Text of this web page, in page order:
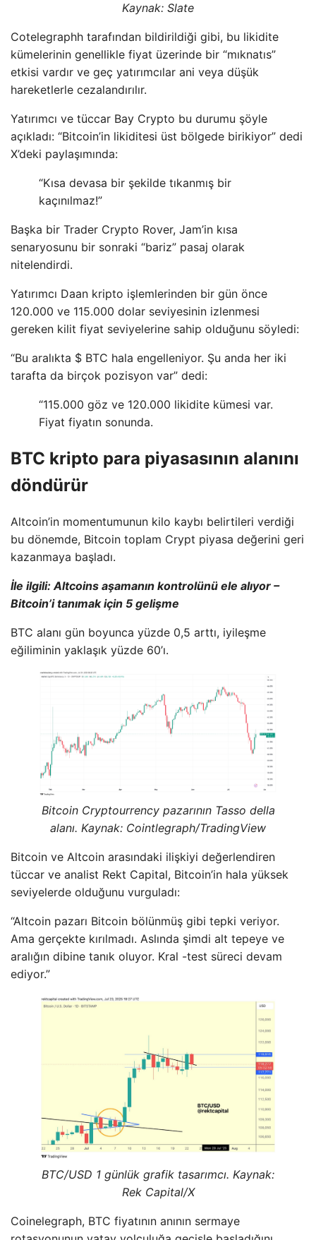
Kaynak: Slate
Cotelegraphh tarafından bildirildiği gibi, bu likidite
kümelerinin genellikle fiyat üzerinde bir “mıknatıs”
etkisi vardır ve geç yatırımcılar ani veya düşük
hareketlerle cezalandırılır.
Yatırımcı ve tüccar Bay Crypto bu durumu şöyle
açıkladı: “Bitcoin’in likiditesi üst bölgede birikiyor” dedi
X’deki paylaşımında:
“Kısa devasa bir şekilde tıkanmış bir
kaçınılmaz!”
Başka bir Trader Crypto Rover, Jam’in kısa
senaryosunu bir sonraki “bariz” pasaj olarak
nitelendirdi.
Yatırımcı Daan kripto işlemlerinden bir gün önce
120.000 ve 115.000 dolar seviyesinin izlenmesi
gereken kilit fiyat seviyelerine sahip olduğunu söyledi:
“Bu aralıkta $ BTC hala engelleniyor. Şu anda her iki
tarafta da birçok pozisyon var” dedi:
“115.000 göz ve 120.000 likidite kümesi var.
Fiyat fiyatın sonunda.
BTC kripto para piyasasının alanını
döndürür
Altcoin’in momentumunun kilo kaybı belirtileri verdiği
bu dönemde, Bitcoin toplam Crypt piyasa değerini geri
kazanmaya başladı.
İle ilgili:Altcoins aşamanın kontrolünü ele alıyor –
Bitcoin’i tanımak için 5 gelişme
BTC alanı gün boyunca yüzde 0,5 arttı, iyileşme
eğiliminin yaklaşık yüzde 60’ı.
Bitcoin Cryptourrency pazarının Tasso della
alanı. Kaynak: Cointlegraph/TradingView
Bitcoin ve Altcoin arasındaki ilişkiyi değerlendiren
tüccar ve analist Rekt Capital, Bitcoin’in hala yüksek
seviyelerde olduğunu vurguladı:
“Altcoin pazarı Bitcoin bölünmüş gibi tepki veriyor.
Ama gerçekte kırılmadı. Aslında şimdi alt tepeye ve
aralığın dibine tanık oluyor. Kral -test süreci devam
ediyor.”
BTC/USD 1 günlük grafik tasarımcı. Kaynak:
Rek Capital/X
Coinelegraph, BTC fiyatının anının sermaye